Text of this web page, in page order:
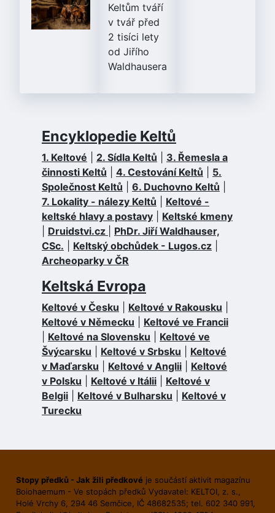
Keltům tváří
v tvář před
2 tisíci lety
od Jiřího
Waldhausera
Encyklopedie Keltů
1. Keltové 2. Sídla Keltů
3. Řemesla a
činnosti Keltů
4. Cestování Keltů
5.
Společnost Keltů
6. Duchovno Keltů
7. Lokality - nálezy Keltů
Keltové -
keltské hlavy a postavy
Keltské kmeny
Druidstvi.cz
PhDr. Jiří Waldhauser,
CSc.
Keltský obchůdek - Lugos.cz
Archeoparky v ČR
Keltská Evropa
Keltové v Česku Keltové v Rakousku
Keltové v Německu
Keltové ve Francii
Keltové na Slovensku
Keltové ve
Švýcarsku
Keltové v Srbsku
Keltové
v Maďarsku
Keltové v Anglii
Keltové
v Polsku
Keltové v Itálii
Keltové v
Belgii
Keltové v Bulharsku
Keltové v
Turecku
Stopy předků - Jak žili předkové je součástí aktivit magazínu
Boiohaemum - Ve stopách předků Vydavatel: KELTOI, z. s.,
Holé Vrchy 6, 294 46 Semčice, IČ 48682535; tel. 602 340 991,